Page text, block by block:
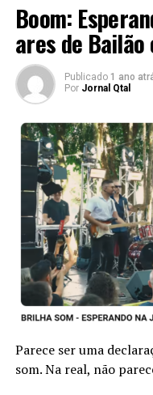
TÓPICOS RELACIONADOS:
IVO LAURO KOCHHANN
SÃO PEDRO DA SERRA
A SEGUIR
Iniciou a 10ª edição
NÃO PERCA
Vale Real é destaque
Boom:
ares de Bailão
Publicado 1 ano
Por Jornal Qtal
Parece ser uma
som. Na real, não